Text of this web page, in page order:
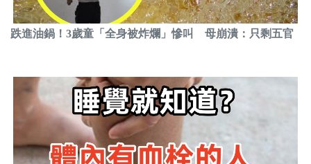
跌進油鍋！3歲童「全身被炸爛」慘叫 母崩潰：只剩五官